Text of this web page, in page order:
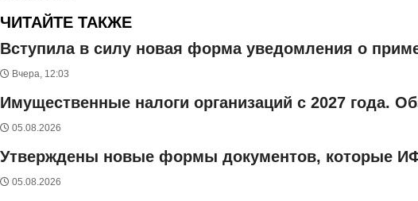
ЧИТАЙТЕ ТАКЖЕ
Вступила в силу новая форма уведомления о
Вчера, 12:03
Имущественные налоги организаций с 2027 года.
05.08.2026
Утверждены новые формы документов, которые
05.08.2026